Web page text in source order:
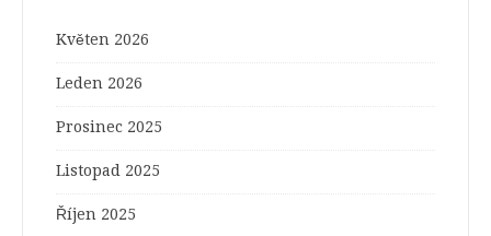
Květen 2026
Leden 2026
Prosinec 2025
Listopad 2025
Říjen 2025